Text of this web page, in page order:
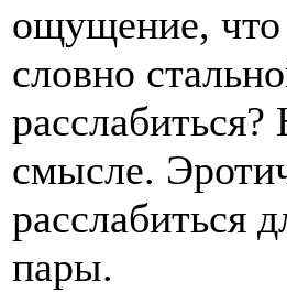
ощущение, что
словно
смысле.
расслабиться
пары.